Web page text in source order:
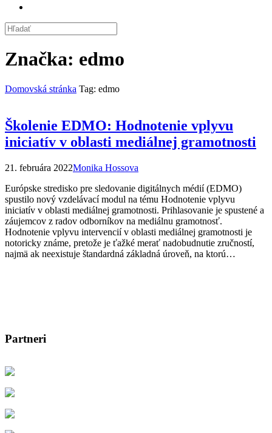
Značka: edmo
Domovská stránka Tag: edmo
Školenie EDMO: Hodnotenie vplyvu
iniciatív v oblasti mediálnej gramotnosti
21. februára 2022Monika Hossova
Európske stredisko pre sledovanie digitálnych médií (EDMO)
spustilo nový vzdelávací modul na tému Hodnotenie vplyvu
iniciatív v oblasti mediálnej gramotnosti. Prihlasovanie je spustené a
záujemcov z radov odborníkov na mediálnu gramotnosť.
Hodnotenie vplyvu intervencií v oblasti mediálnej gramotnosti je
notoricky známe, pretože je ťažké merať nadobudnutie zručností,
najmä ak neexistuje štandardná základná úroveň, na ktorú…
Partneri